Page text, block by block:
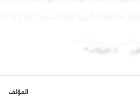
المؤلف